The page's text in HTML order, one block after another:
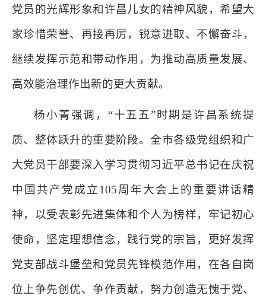
党员的光辉形象和许昌儿女的精神风貌，希望大
家珍惜荣誉、再接再厉，锐意进取、不懈奋斗，
继续发挥示范和带动作用，为推动高质量发展、
高效能治理作出新的更大贡献。
杨小菁强调，“十五五”时期是许昌系统提
质、整体跃升的重要阶段。全市各级党组织和广
大党员干部要深入学习贯彻习近平总书记在庆祝
中国共产党成立105周年大会上的重要讲话精
神，以受表彰先进集体和个人为榜样，牢记初心
使命，坚定理想信念，践行党的宗旨，更好发挥
党支部战斗堡垒和党员先锋模范作用，在各自岗
位上争先创优、争作贡献，努力创造无愧于党、